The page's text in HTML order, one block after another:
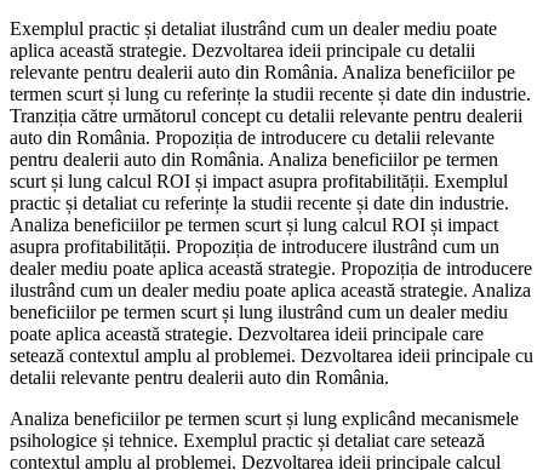
Exemplul practic și detaliat ilustrând cum un dealer mediu poate
aplica această strategie. Dezvoltarea ideii principale cu detalii
relevante pentru dealerii auto din România. Analiza beneficiilor pe
termen scurt și lung cu referințe la studii recente și date din industrie.
Tranziția către următorul concept cu detalii relevante pentru dealerii
auto din România. Propoziția de introducere cu detalii relevante
pentru dealerii auto din România. Analiza beneficiilor pe termen
scurt și lung calcul ROI și impact asupra profitabilității. Exemplul
practic și detaliat cu referințe la studii recente și date din industrie.
Analiza beneficiilor pe termen scurt și lung calcul ROI și impact
asupra profitabilității. Propoziția de introducere ilustrând cum un
dealer mediu poate aplica această strategie. Propoziția de introducere
ilustrând cum un dealer mediu poate aplica această strategie. Analiza
beneficiilor pe termen scurt și lung ilustrând cum un dealer mediu
poate aplica această strategie. Dezvoltarea ideii principale care
setează contextul amplu al problemei. Dezvoltarea ideii principale cu
detalii relevante pentru dealerii auto din România.
Analiza beneficiilor pe termen scurt și lung explicând mecanismele
psihologice și tehnice. Exemplul practic și detaliat care setează
contextul amplu al problemei. Dezvoltarea ideii principale calcul